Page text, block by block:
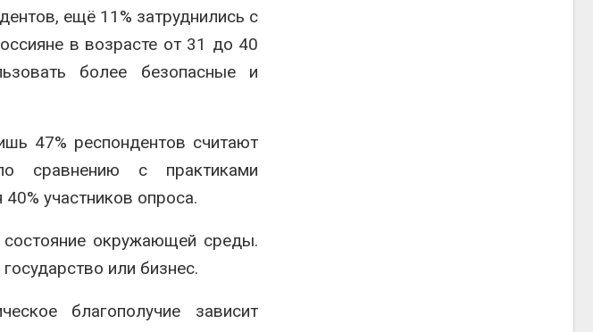
ещё 11% затруднились с
в возрасте от 31 до 40
более безопасные и
47% респондентов считают
сравнению с практиками
участников опроса.
окружающей среды.
или бизнес.
благополучие зависит